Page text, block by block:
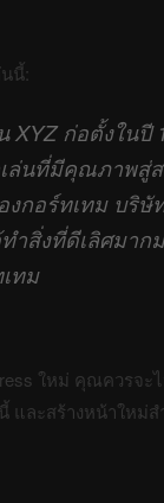
นี้:
XYZ ก่อตั้งในปี
เล่นที่มีคุณภาพสู่
กอร์ทเทม บริษั
ำสิ่งที่ดีเลิศมาก
ทม
ใหม่ คุณควรจะ
และสร้างหน้าใหม่